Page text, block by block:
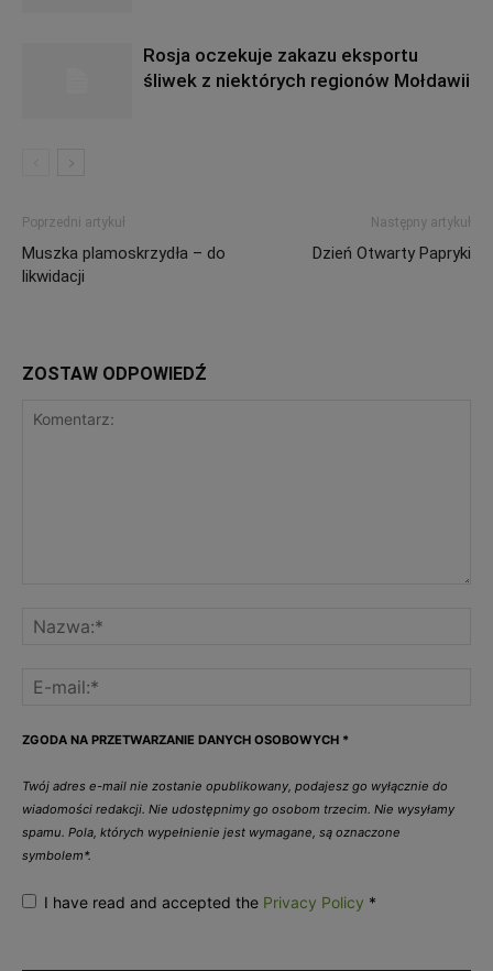
Rosja oczekuje zakazu eksportu
śliwek z niektórych regionów Mołdawii
Poprzedni artykuł
Muszka plamoskrzydła – do
likwidacji
Następny artykuł
Dzień Otwarty Papryki
ZOSTAW ODPOWIEDŹ
ZGODA NA PRZETWARZANIE DANYCH OSOBOWYCH *
Twój adres e-mail nie zostanie opublikowany, podajesz go wyłącznie do
wiadomości redakcji. Nie udostępnimy go osobom trzecim. Nie wysyłamy
spamu. Pola, których wypełnienie jest wymagane, są oznaczone
symbolem*.
I have read and accepted the Privacy Policy *